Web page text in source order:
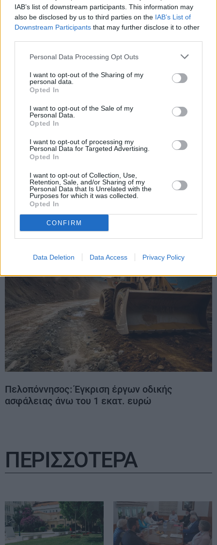
IAB’s list of downstream participants. This information may
also be disclosed by us to third parties on the IAB’s List of
Downstream Participants that may further disclose it to other
Personal Data Processing Opt Outs
I want to opt-out of the Sharing of my
personal data.
Opted In
I want to opt-out of the Sale of my
Personal Data.
Opted In
I want to opt-out of processing my
Personal Data for Targeted Advertising.
Opted In
I want to opt-out of Collection, Use,
Retention, Sale, and/or Sharing of my
Personal Data that Is Unrelated with the
Purposes for which it was collected.
Opted In
CONFIRM
Data Deletion Data Access Privacy Policy
Ολοκληρώθηκε το έργο αντιδιαβρωτικής
προστασίας στις εμβληματικές υποδομές του
ΟΑΚΑ
Πελοπόννησος: Έγκριση έργων οδικής
ασφάλειας άνω του 1 εκατ. ευρώ
ΠΕΡΙΣΣΟΤΕΡΑ